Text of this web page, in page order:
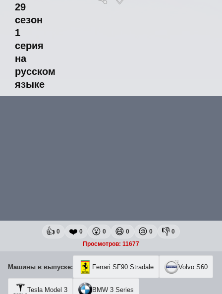
29
сезон
1
серия
на
русском
языке
👍 0 ❤️ 0 😮 0 😄 0 😢 0 👎 0
Просмотров: 11677
Машины в выпуске: Ferrari SF90 Stradale Volvo S60
Tesla Model 3 BMW 3 Series